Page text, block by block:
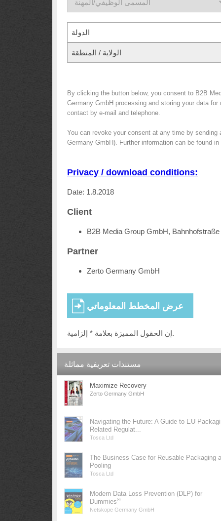
الدولة
الولاية / المنطقة
By clicking the button below, you consent to B2B
Germany GmbH processing and storing your data
contact by e-mail and telephone.
You can revoke your consent at any time by sending
Germany GmbH). Further information can be found
Privacy / download conditions:
Date: 1.8.2018
Client
B2B Media Group GmbH,
Partner
Zerto Germany GmbH
إن الحقول المميزة بعلامة * إلزامية.
مستندات تعريفية مماثلة
Maximize Recovery
Zerto Germany GmbH
Navigating the Future: A Guide to EU
Related Regulat...
Tosca Ltd
The Business Case for Reusable Packaging
Pooling
Tosca Ltd
Modern Data Loss Prevention (DLP) for
Dummies®
Netskope Germany GmbH